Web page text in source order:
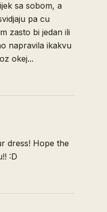
sa sobom, a
pa cu
zasto bi jedan ili
napravila ikakvu
okej...
dress! Hope the
:D